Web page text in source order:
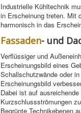
Industrielle Kühltechnik
in Erscheinung treten. Mit
harmonisch in das
Fassaden- und
Verflüssiger und
Erscheinungsbild eines
Schallschutzwände oder
Erscheinungsbild
Dabei ist auf
Kurzschlussströmungen
Begrünte Technikebenen